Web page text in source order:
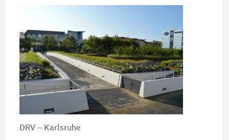
DRV – Karlsruhe